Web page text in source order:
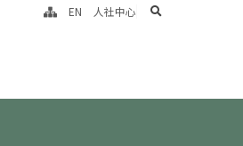
EN 人社中心 search